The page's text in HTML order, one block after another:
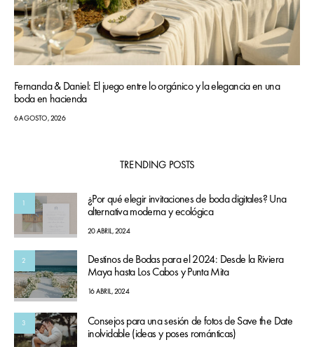
Fernanda & Daniel: El juego entre lo orgánico y la elegancia en una
boda en hacienda
6 AGOSTO, 2026
TRENDING POSTS
1
¿Por qué elegir invitaciones de boda digitales? Una
alternativa moderna y ecológica
20 ABRIL, 2024
2
Destinos de Bodas para el 2024: Desde la Riviera
Maya hasta Los Cabos y Punta Mita
16 ABRIL, 2024
3
Consejos para una sesión de fotos de Save the Date
inolvidable (ideas y poses románticas)